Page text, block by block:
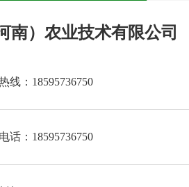
南）农业技术有限公司
线：18595736750
话：18595736750